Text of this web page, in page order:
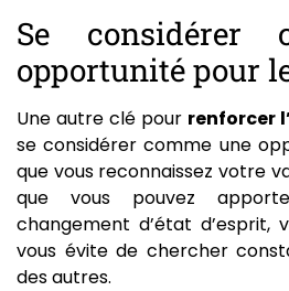
Se considérer
opportunité pour
Une autre clé pour renforcer
se considérer comme une
que vous reconnaissez votre
que vous pouvez
changement d’état d’esprit,
vous évite de chercher
des autres.